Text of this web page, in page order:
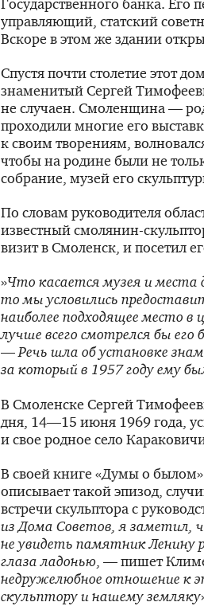
Государственного банка. Его
управляющий, статский
Вскоре в этом же здании
Спустя почти столетие этот
знаменитый Сергей
не случаен. Смоленщина —
проходили многие его
к своим творениям,
чтобы на родине были не
собрание, музей его
По словам руководителя
известныйсмолянин-
визит в Смоленск, и посетил
»Что касается музея и
то мы условились
наиболее подходящее место в
лучше всего смотрелся бы его
—Речь шла об установке
за который в 1957 году ему
В Смоленске Сергей
дня, 14—15 июня 1969 года,
и свое родное село
В своей книге «Думы о
описывает такой эпизод,
встречи скульптора с
из Дома Советов, я заметил,
не увидеть памятник
глаза ладонью , — пишет
недружелюбное отношение к
скульптору и нашему земляку